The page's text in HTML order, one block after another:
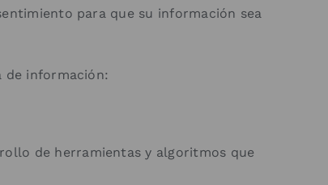
para que su información sea
de información:
de herramientas y algoritmos que